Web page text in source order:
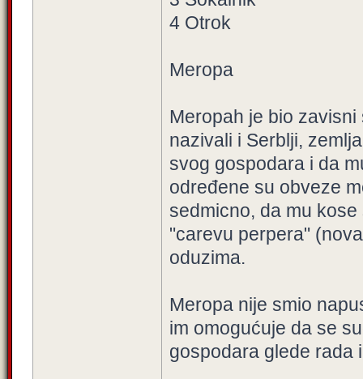
4 Otrok
Meropa
Meropah je bio
nazivali i Serblji,
svog gospodara i da
određene su obveze
sedmicno, da mu
"carevu perpera"
oduzima.
Meropa nije smio
im omogućuje da se
gospodara glede rada